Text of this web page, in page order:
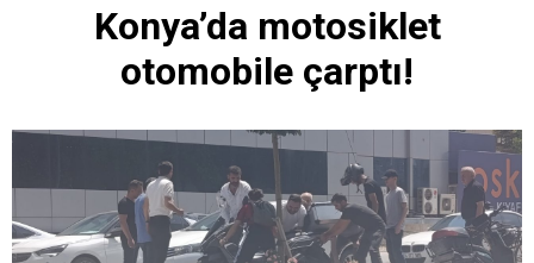
Konya’da motosiklet
otomobile çarptı!